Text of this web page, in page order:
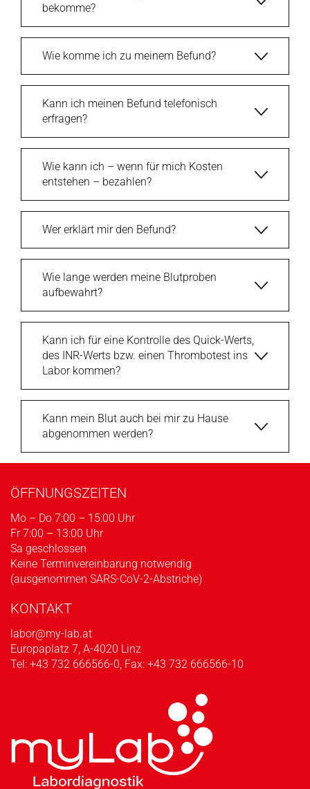
bekomme?
Wie komme ich zu meinem Befund?
Kann ich meinen Befund telefonisch
erfragen?
Wie kann ich – wenn für mich Kosten
entstehen – bezahlen?
Wer erklärt mir den Befund?
Wie lange werden meine Blutproben
aufbewahrt?
Kann ich für eine Kontrolle des Quick-Werts,
des INR-Werts bzw. einen Thrombotest ins
Labor kommen?
Kann mein Blut auch bei mir zu Hause
abgenommen werden?
ÖFFNUNGSZEITEN
Mo – Do 7:00 – 15:00 Uhr
Fr 7:00 – 13:00 Uhr
Sa geschlossen
Keine Terminvereinbarung notwendig
(ausgenommen SARS-CoV-2-Abstriche)
KONTAKT
labor@my-lab.at
Europaplatz 7, A-4020 Linz
Tel: +43 732 666566-0 , Fax: +43 732 666566-10